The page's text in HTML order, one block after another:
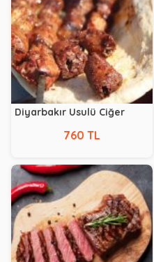
Diyarbakır Usulü Ciğer
760 TL